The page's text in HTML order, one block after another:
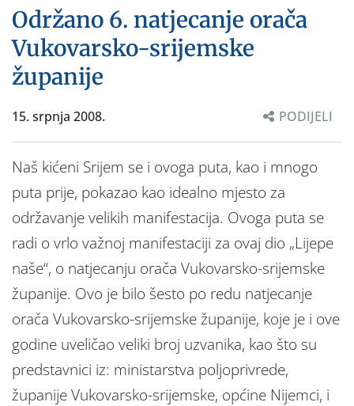
Održano 6. natjecanje orača
Vukovarsko-srijemske
županije
15. srpnja 2008. PODIJELI
Naš kićeni Srijem se i ovoga puta, kao i mnogo
puta prije, pokazao kao idealno mjesto za
održavanje velikih manifestacija. Ovoga puta se
radi o vrlo važnoj manifestaciji za ovaj dio „Lijepe
naše“, o natjecanju orača Vukovarsko-srijemske
županije. Ovo je bilo šesto po redu natjecanje
orača Vukovarsko-srijemske županije, koje je i ove
godine uveličao veliki broj uzvanika, kao što su
predstavnici iz: ministarstva poljoprivrede,
županije Vukovarsko-srijemske, općine Nijemci, i